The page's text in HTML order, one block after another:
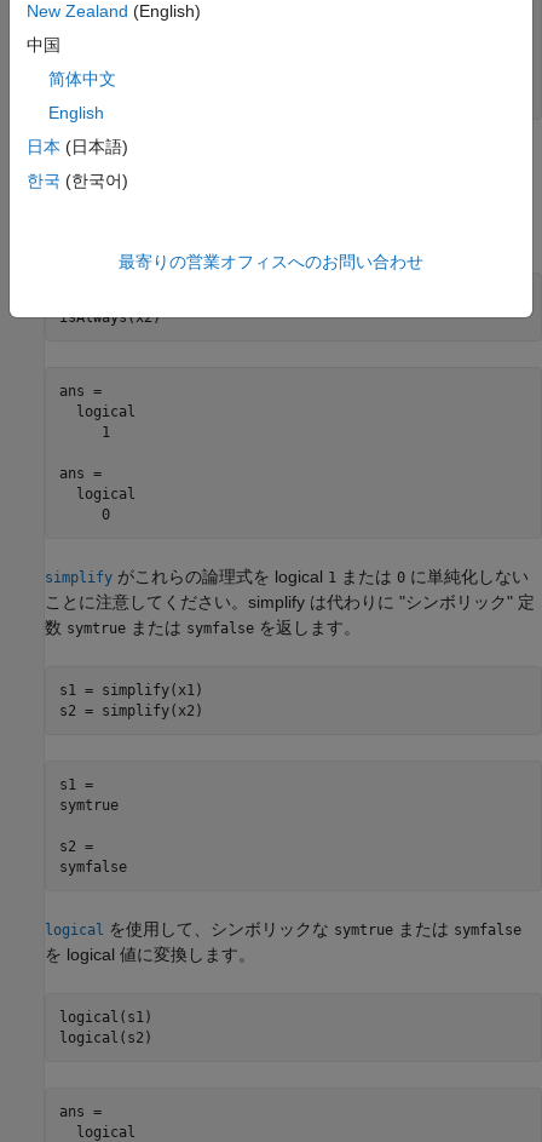
x1 =
-10 < 11 xor 11 < 10
x2 =
これらの不等式を logical
を使用します。1 つの不等式のみが有効な場合、
isAlways(x2)
ans =
  logical
     1
ans =
  logical
     0
simplify がこれらの論理式を logical 1 または 0 に単純化しない
ことに注意してください。simplify は代わりに "シンボリック" 定
数 symtrue または symfalse を返します。
s1 = simplify(x1)
s2 = simplify(x2)
s1 =
symtrue
s2 =
symfalse
logical を使用して、シンボリックな symtrue または symfalse
を logical 値に変換します。
logical(s1)
logical(s2)
ans =
  logical
New Zealand (English)
中国
简体中文
English
日本 (日本語)
한국 (한국어)
最寄りの営業オフィスへのお問い合わせ